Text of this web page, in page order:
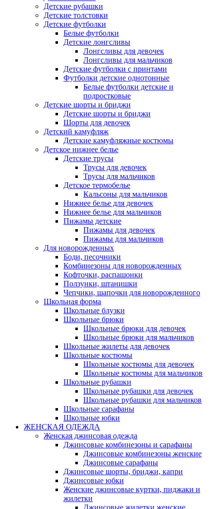
Детские рубашки
Детские толстовки
Детские футболки
Белые футболки
Детские лонгсливы
Лонгсливы для девочек
Лонгсливы для мальчиков
Детские футболки с принтами
Футболки детские однотонные
Белые футболки детские и
подростковые
Детские шорты и бриджи
Детские шорты и бриджи
Шорты для девочек
Детский камуфляж
Детские камуфляжные костюмы
Детское нижнее белье
Детские трусы
Трусы для девочек
Трусы для мальчиков
Детское термобелье
Кальсоны для мальчиков
Нижнее белье для девочек
Нижнее белье для мальчиков
Пижамы детские
Пижамы для девочек
Пижамы для мальчиков
Для новорожденных
Боди, песочники
Комбинезоны для новорожденных
Кофточки, распашонки
Ползунки, штанишки
Чепчики, шапочки для новорожденного
Школьная форма
Школьные блузки
Школьные брюки
Школьные брюки для девочек
Школьные брюки для мальчиков
Школьные жилеты для девочек
Школьные костюмы
Школьные костюмы для девочек
Школьные костюмы для мальчиков
Школьные рубашки
Школьные рубашки для девочек
Школьные рубашки для мальчиков
Школьные сарафаны
Школьные юбки
ЖЕНСКАЯ ОДЕЖДА
Женская джинсовая одежда
Джинсовые комбинезоны и сарафаны
Джинсовые комбинезоны женские
Джинсовые сарафаны
Джинсовые шорты, бриджи, капри
Джинсовые юбки
Женские джинсовые куртки, пиджаки и
жилетки
Джинсовые жилетки женские